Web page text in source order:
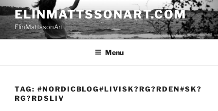
Skip
to
content
ELINMATTSSONART.COM
ElinMattssonArt
Menu
TAG: #NORDICBLOG#LIVISK?RG?RDEN#SK?
RG?RDSLIV